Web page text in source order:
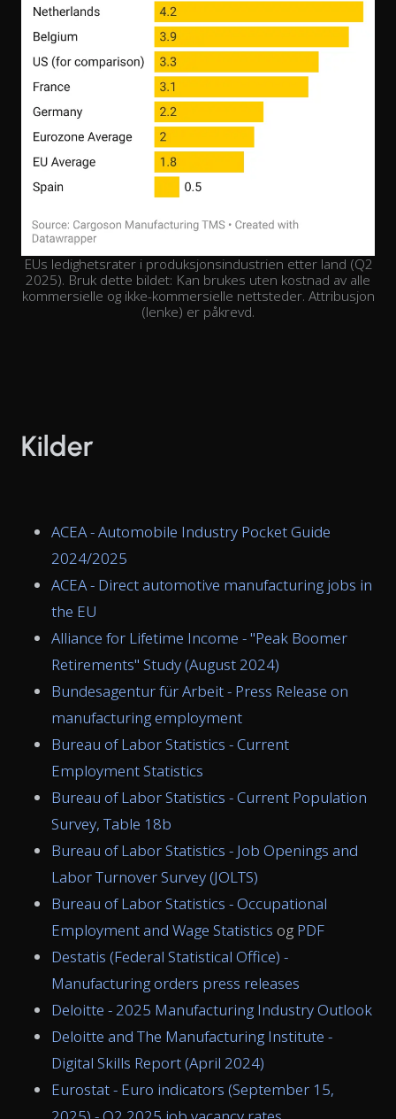
EUs ledighetsrater i produksjonsindustrien etter land (Q2
2025). Bruk dette bildet: Kan brukes uten kostnad av alle
kommersielle og ikke-kommersielle nettsteder. Attribusjon
(lenke) er påkrevd.
Kilder
ACEA - Automobile Industry Pocket Guide
2024/2025
ACEA - Direct automotive manufacturing jobs in
the EU
Alliance for Lifetime Income - "Peak Boomer
Retirements" Study (August 2024)
Bundesagentur für Arbeit - Press Release on
manufacturing employment
Bureau of Labor Statistics - Current
Employment Statistics
Bureau of Labor Statistics - Current Population
Survey, Table 18b
Bureau of Labor Statistics - Job Openings and
Labor Turnover Survey (JOLTS)
Bureau of Labor Statistics - Occupational
Employment and Wage Statistics og PDF
Destatis (Federal Statistical Office) -
Manufacturing orders press releases
Deloitte - 2025 Manufacturing Industry Outlook
Deloitte and The Manufacturing Institute -
Digital Skills Report (April 2024)
Eurostat - Euro indicators (September 15,